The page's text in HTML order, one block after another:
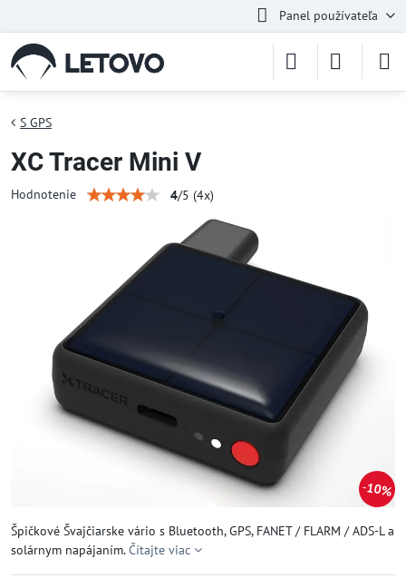
Panel používateľa
10%
S GPS
XC Tracer Mini V
Hodnotenie 4/5 (4x)
Špičkové Švajčiarske vário s Bluetooth, GPS, FANET / FLARM / ADS-L a
solárnym napájaním.Čítajte viac